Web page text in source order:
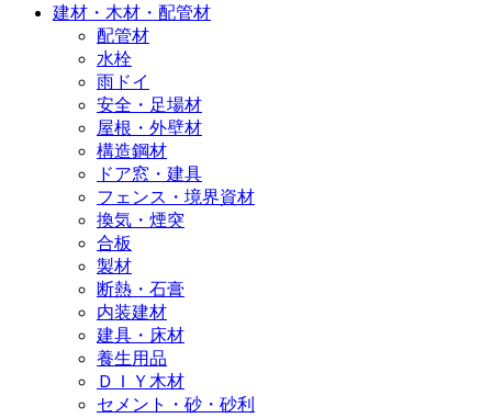
建材・木材・配管材
配管材
水栓
雨ドイ
安全・足場材
屋根・外壁材
構造鋼材
ドア窓・建具
フェンス・境界資材
換気・煙突
合板
製材
断熱・石膏
内装建材
建具・床材
養生用品
ＤＩＹ木材
セメント・砂・砂利